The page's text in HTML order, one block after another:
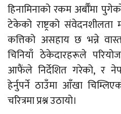
हिनामिनाको रकम अर्बौँमा
टेकेको राष्ट्रको संवेदनशीलता
कत्तिको असहाय छ भन्ने
चिनियाँ ठेकेदारहरूले
आफैंले निर्देशित गरेको, र
हेर्नुपर्ने ठाउँमा आँखा
चरित्रमा प्रश्न उठायो।